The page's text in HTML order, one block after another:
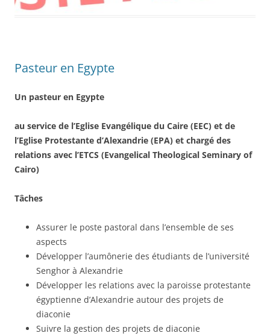
Pasteur en Egypte
Un pasteur en Egypte
au service de l’Eglise Evangélique du Caire (EEC) et de
l’Eglise Protestante d’Alexandrie (EPA) et chargé des
relations avec l’ETCS (Evangelical Theological Seminary of
Cairo)
Tâches
Assurer le poste pastoral dans l’ensemble de ses
aspects
Développer l’aumônerie des étudiants de l’université
Senghor à Alexandrie
Développer les relations avec la paroisse protestante
égyptienne d’Alexandrie autour des projets de
diaconie
Suivre la gestion des projets de diaconie